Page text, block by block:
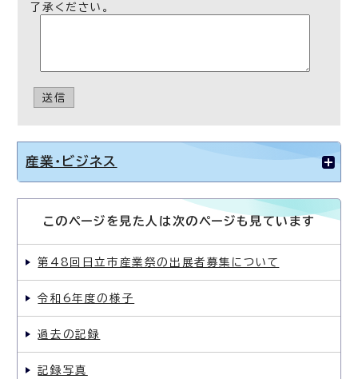
了承ください。
送信
産業・ビジネス
このページを見た人は次のページも見ています
第48回日立市産業祭の出展者募集について
令和6年度の様子
過去の記録
記録写真